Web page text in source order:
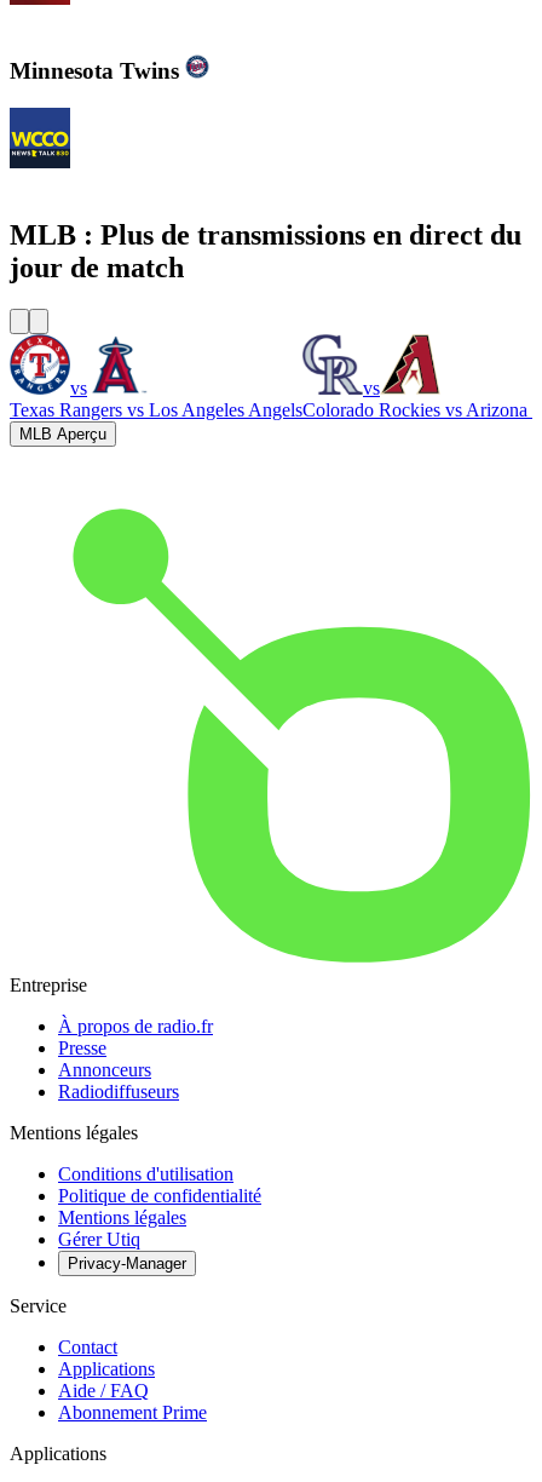
Minnesota Twins
MLB : Plus de transmissions en direct du
jour de match
vs
Texas Rangers vs Los Angeles Angels
vs
Colorado Rockies vs Arizona
MLB Aperçu
Entreprise
À propos de radio.fr
Presse
Annonceurs
Radiodiffuseurs
Mentions légales
Conditions d'utilisation
Politique de confidentialité
Mentions légales
Gérer Utiq
Privacy-Manager
Service
Contact
Applications
Aide / FAQ
Abonnement Prime
Applications